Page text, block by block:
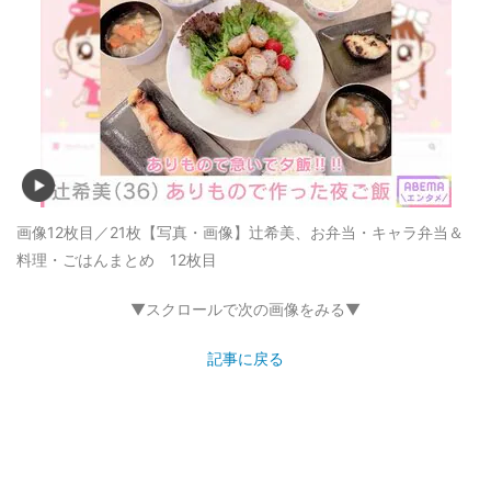
画像12枚目／21枚 【写真・画像】辻希美、お弁当・キャラ弁当＆
料理・ごはんまとめ 12枚目
▼スクロールで次の画像をみる▼
記事に戻る